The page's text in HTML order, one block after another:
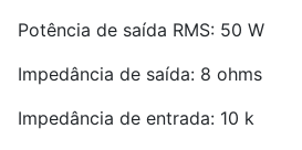
Potência de saída RMS: 50 W
Impedância de saída: 8 ohms
Impedância de entrada: 10 k